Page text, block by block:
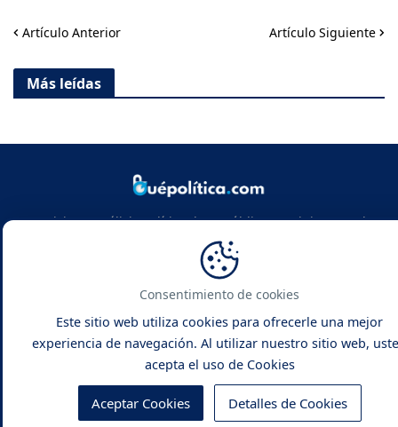
Artículo Anterior Artículo Siguiente
Más leídas
Noticias y análisis político de República Dominicana y el
mundo. Infórmate con rigor, actualidad y las claves de la
política global.
Qué Política - Noticias y Análisis
Inicio
Contacto
Sobre Nosotros
Políticas de Privacidad
Consentimiento de cookies
Este sitio web utiliza cookies para ofrecerle una mejor
experiencia de navegación. Al utilizar nuestro sitio web,
acepta el uso de Cookies
Aceptar Cookies Detalles de Cookies